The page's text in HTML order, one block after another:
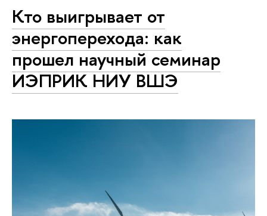
Кто выигрывает от
энергоперехода: как
прошел научный семинар
ИЭПРИК НИУ ВШЭ